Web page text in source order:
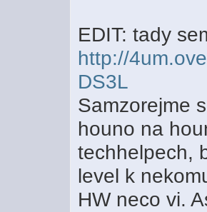
EDIT: tady
http://
DS3L
Samzorejme
houno na
techhelpech,
level k
HW neco vi.